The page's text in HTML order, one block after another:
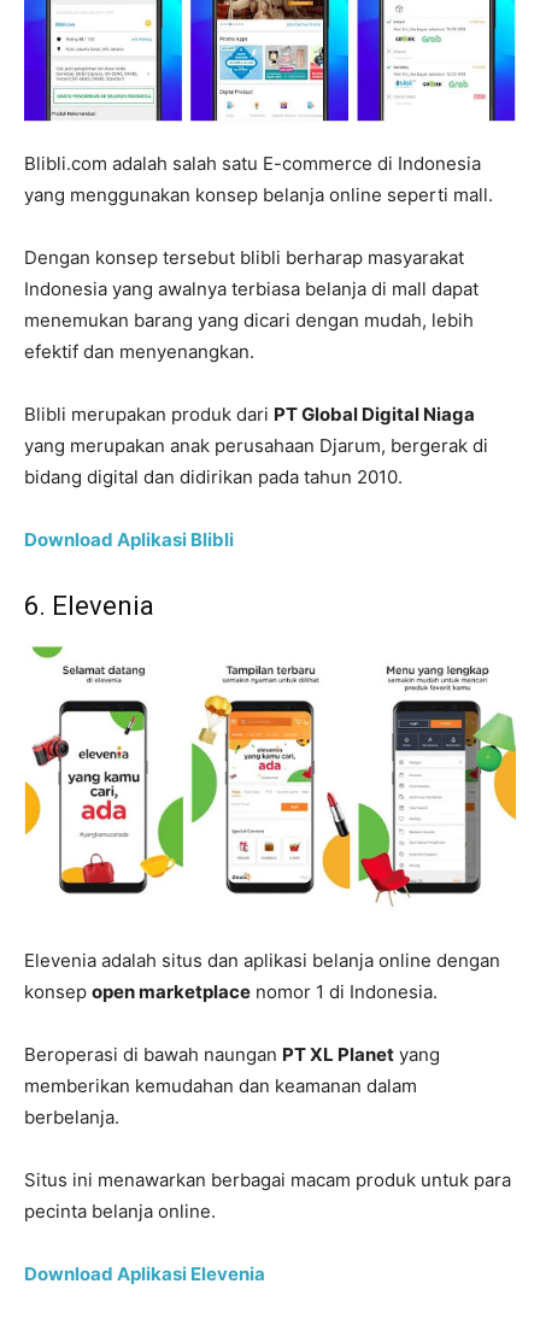
Blibli.com adalah salah satu E-commerce di Indonesia
yang menggunakan konsep belanja online seperti mall.
Dengan konsep tersebut blibli berharap masyarakat
Indonesia yang awalnya terbiasa belanja di mall dapat
menemukan barang yang dicari dengan mudah, lebih
efektif dan menyenangkan.
Blibli merupakan produk dari PT Global Digital Niaga
yang merupakan anak perusahaan Djarum, bergerak di
bidang digital dan didirikan pada tahun 2010.
Download Aplikasi Blibli
6. Elevenia
Elevenia adalah situs dan aplikasi belanja online dengan
konsep open marketplace nomor 1 di Indonesia.
Beroperasi di bawah naungan PT XL Planet yang
memberikan kemudahan dan keamanan dalam
berbelanja.
Situs ini menawarkan berbagai macam produk untuk para
pecinta belanja online.
Download Aplikasi Elevenia